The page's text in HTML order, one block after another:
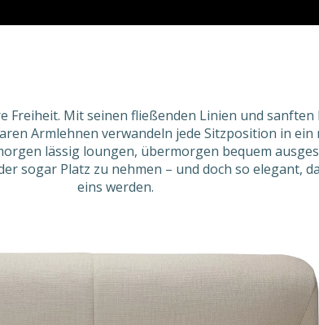
Mit seinen fließenden Linien und sanften
Armlehnen verwandeln jede Sitzposition in
lässig loungen, übermorgen bequem
sogar Platz zu nehmen – und doch so elegant,
eins werden.